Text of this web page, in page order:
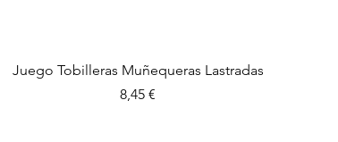
Vista rápida
Juego Tobilleras Muñequeras Lastradas
Precio
8,45 €